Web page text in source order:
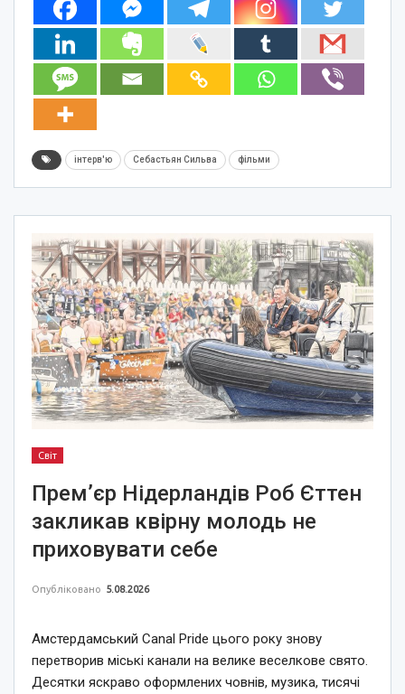
інтерв'ю Себастьян Сильва фільми
Світ
Прем’єр Нідерландів Роб Єттен
закликав квірну молодь не
приховувати себе
Опубліковано 5.08.2026
Амстердамський Canal Pride цього року знову
перетворив міські канали на велике веселкове свято.
Десятки яскраво оформлених човнів, музика, тисячі